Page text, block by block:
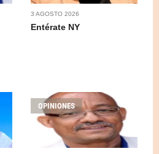
3 AGOSTO 2026
Entérate NY
OPINIONES